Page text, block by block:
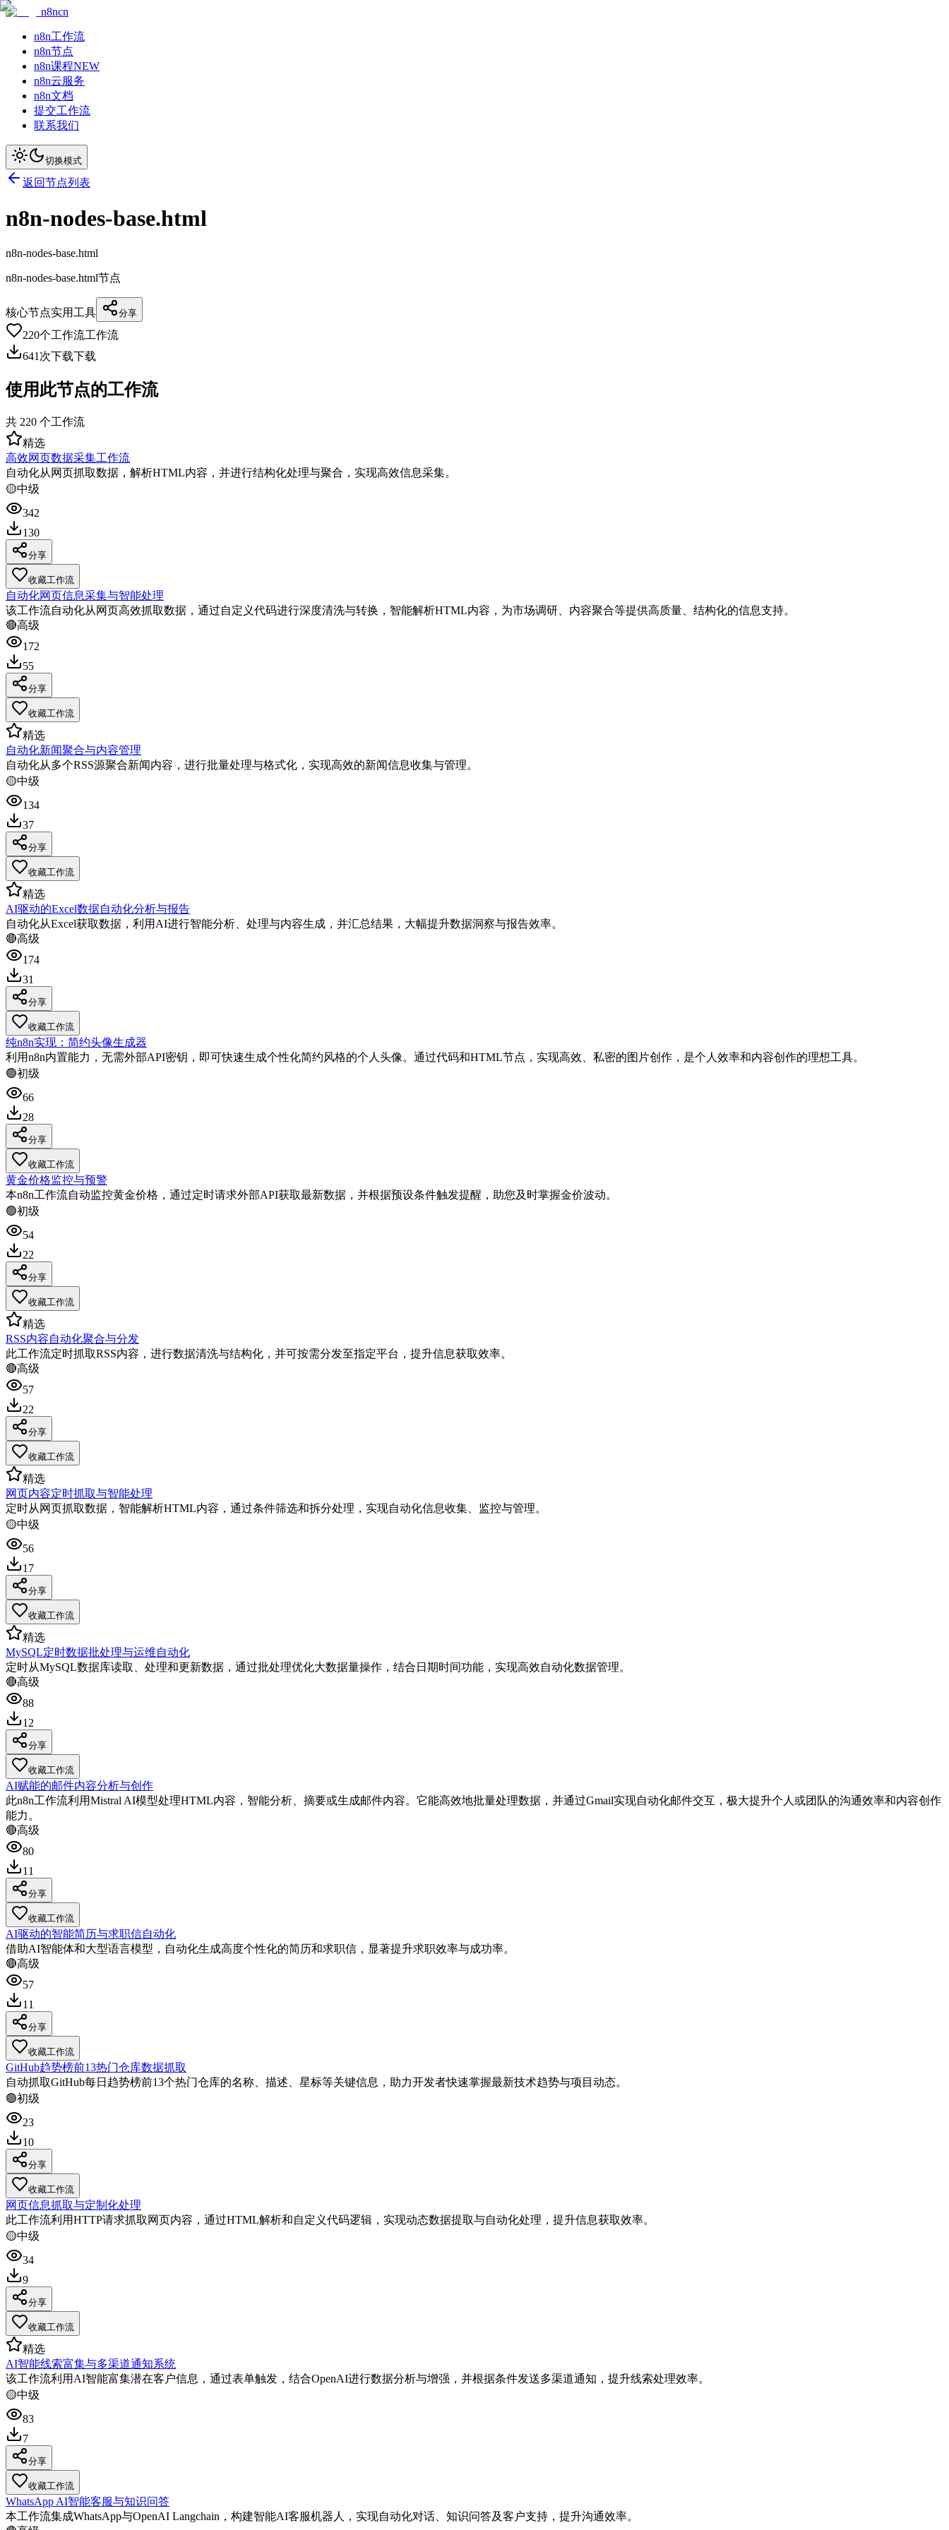
n8ncn
n8n工作流
n8n节点
n8n课程NEW
n8n云服务
n8n文档
提交工作流
联系我们
切换模式
返回节点列表
n8n-nodes-base.html
n8n-nodes-base.html
n8n-nodes-base.html节点
核心节点实用工具 分享
220个工作流工作流
641 次下载下载
使用此节点的工作流
共 220 个工作流
精选
高效网页数据采集工作流
自动化从网页抓取数据，解析HTML内容，并进行结构化处理与聚合，实现高效信息采集。
🟡中级
342
130
分享
收藏工作流
自动化网页信息采集与智能处理
该工作流自动化从网页高效抓取数据，通过自定义代码进行深度清洗与转换，智能解析HTML内容，为市场调研、内容聚合等提供高质量、结构化的信息支持。
🔴高级
172
55
分享
收藏工作流
精选
自动化新闻聚合与内容管理
自动化从多个RSS源聚合新闻内容，进行批量处理与格式化，实现高效的新闻信息收集与管理。
🟡中级
134
37
分享
收藏工作流
精选
AI驱动的Excel数据自动化分析与报告
自动化从Excel获取数据，利用AI进行智能分析、处理与内容生成，并汇总结果，大幅提升数据洞察与报告效率。
🔴高级
174
31
分享
收藏工作流
纯n8n实现：简约头像生成器
利用n8n内置能力，无需外部API密钥，即可快速生成个性化简约风格的个人头像。通过代码和HTML节点，实现高效、私密的图片创作，是个人效率和内容创作的理想工具。
🟢初级
66
28
分享
收藏工作流
黄金价格监控与预警
本n8n工作流自动监控黄金价格，通过定时请求外部API获取最新数据，并根据预设条件触发提醒，助您及时掌握金价波动。
🟢初级
54
22
分享
收藏工作流
精选
RSS内容自动化聚合与分发
此工作流定时抓取RSS内容，进行数据清洗与结构化，并可按需分发至指定平台，提升信息获取效率。
🔴高级
57
22
分享
收藏工作流
精选
网页内容定时抓取与智能处理
定时从网页抓取数据，智能解析HTML内容，通过条件筛选和拆分处理，实现自动化信息收集、监控与管理。
🟡中级
56
17
分享
收藏工作流
精选
MySQL定时数据批处理与运维自动化
定时从MySQL数据库读取、处理和更新数据，通过批处理优化大数据量操作，结合日期时间功能，实现高效自动化数据管理。
🔴高级
88
12
分享
收藏工作流
AI赋能的邮件内容分析与创作
此n8n工作流利用Mistral AI模型处理HTML内容，智能分析、摘要或生成邮件内容。它能高效地批量处理数据，并通过Gmail实现自动化邮件交互，极大提升个人或团队的沟通效率和内容创作
能力。
🔴高级
80
11
分享
收藏工作流
AI驱动的智能简历与求职信自动化
借助AI智能体和大型语言模型，自动化生成高度个性化的简历和求职信，显著提升求职效率与成功率。
🔴高级
57
11
分享
收藏工作流
GitHub趋势榜前13热门仓库数据抓取
自动抓取GitHub每日趋势榜前13个热门仓库的名称、描述、星标等关键信息，助力开发者快速掌握最新技术趋势与项目动态。
🟢初级
23
10
分享
收藏工作流
网页信息抓取与定制化处理
此工作流利用HTTP请求抓取网页内容，通过HTML解析和自定义代码逻辑，实现动态数据提取与自动化处理，提升信息获取效率。
🟡中级
34
9
分享
收藏工作流
精选
AI智能线索富集与多渠道通知系统
该工作流利用AI智能富集潜在客户信息，通过表单触发，结合OpenAI进行数据分析与增强，并根据条件发送多渠道通知，提升线索处理效率。
🟡中级
83
7
分享
收藏工作流
WhatsApp AI智能客服与知识问答
本工作流集成WhatsApp与OpenAI Langchain，构建智能AI客服机器人，实现自动化对话、知识问答及客户支持，提升沟通效率。